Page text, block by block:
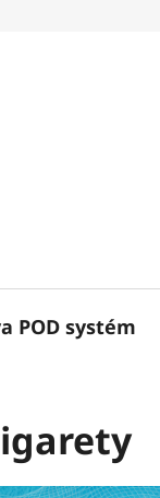
POD systém